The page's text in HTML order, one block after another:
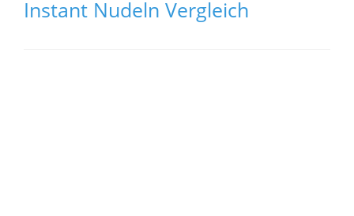
Instant Nudeln Vergleich